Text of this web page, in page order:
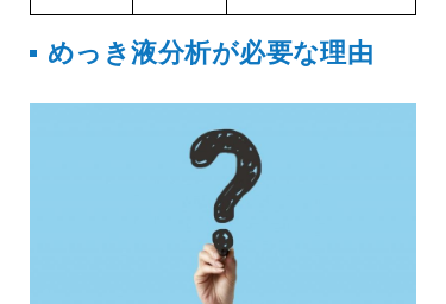
めっき液分析が必要な理由